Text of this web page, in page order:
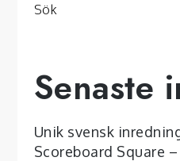
Sök
Senaste
Unik svensk
Scoreboard Square